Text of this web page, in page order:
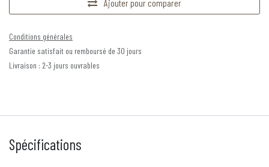
Ajouter pour comparer
Conditions générales
Garantie satisfait ou remboursé de 30 jours
Livraison : 2-3 jours ouvrables
Spécifications